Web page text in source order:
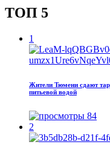
ТОП 5
1
Жители Тюмени сдают
питьевой водой
84
2